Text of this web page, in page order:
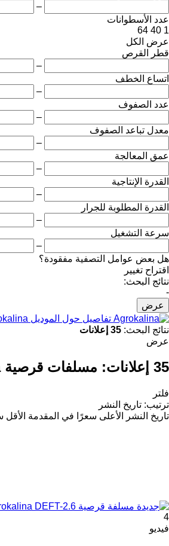
–
عدد الأسطوانات
1
40
64
عرض الكل
قطر القرص
–
اتساع الخطف
–
عدد الصفوف
–
معدل تباعد الصفوف
–
عمق المعالجة
–
القدرة الإنتاجية
–
القدرة المطلوبة للجرار
–
سرعة التشغيل
–
هل بعض عوامل التصفية مفقودة؟
اقتراح تغيير
نتائج البحث:
-
عرض
تفاصيل حول الموديل Agrokalina
نتائج البحث: 35 إعلانات
عرض
35 إعلانات: مسلفات قرصية Agrokalina
فلتر
ترتيب: تاريخ النشر
تاريخ النشر
الأعلى سعرًا في المقدمة
4
فيديو